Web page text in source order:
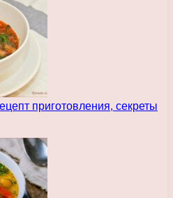
приготовления, секреты